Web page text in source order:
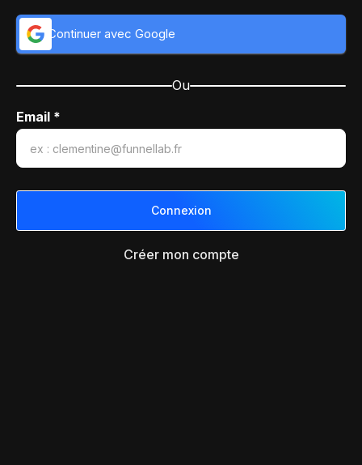
Continuer avec Google
Ou
Email *
Créer mon compte